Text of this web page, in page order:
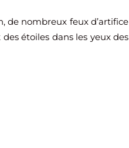
de nombreux feux d’artifice
étoiles dans les yeux des